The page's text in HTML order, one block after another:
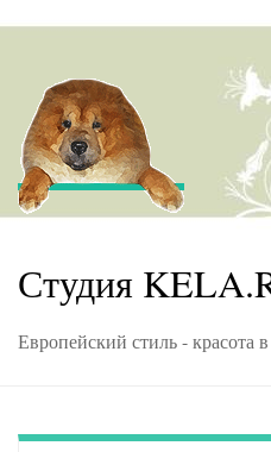
Студия
Европейский стиль - красота